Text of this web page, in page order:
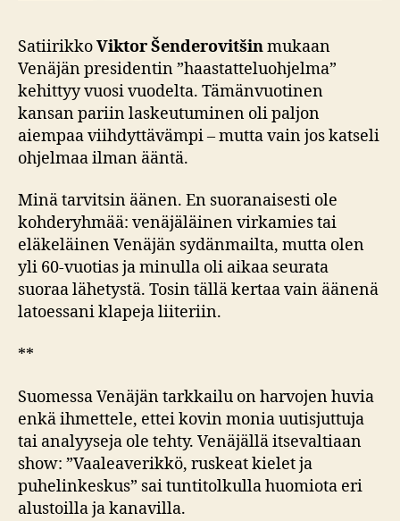
SatiirikkoViktor Šenderovitšinmukaan
Venäjän presidentin ”haastatteluohjelma”
kehittyy vuosi vuodelta. Tämänvuotinen
kansan pariin laskeutuminen oli paljon
aiempaa viihdyttävämpi – mutta vain jos katseli
ohjelmaa ilman ääntä.
Minä tarvitsin äänen. En suoranaisesti ole
kohderyhmää: venäjäläinen virkamies tai
eläkeläinen Venäjän sydänmailta, mutta olen
yli 60-vuotias ja minulla oli aikaa seurata
suoraa lähetystä. Tosin tällä kertaa vain äänenä
latoessani klapeja liiteriin.
**
Suomessa Venäjän tarkkailu on harvojen huvia
enkä ihmettele, ettei kovin monia uutisjuttuja
tai analyyseja ole tehty. Venäjällä itsevaltiaan
show: ”Vaaleaverikkö, ruskeat kielet ja
puhelinkeskus” sai tuntitolkulla huomiota eri
alustoilla ja kanavilla.